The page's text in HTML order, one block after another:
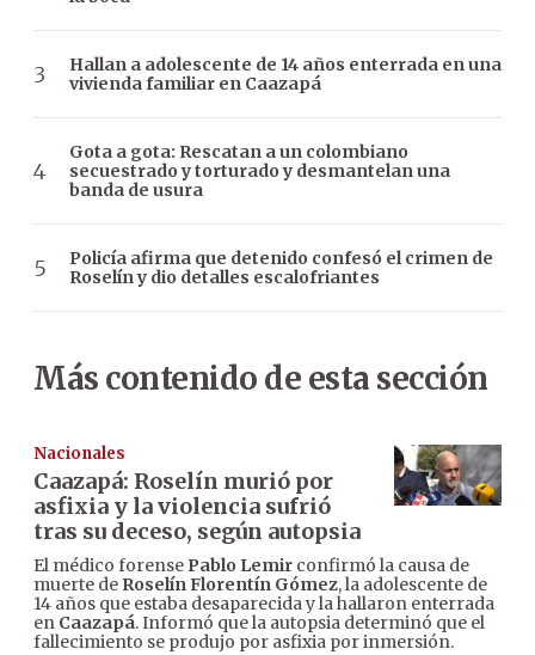
Hallan a adolescente de 14 años enterrada en una
vivienda familiar en Caazapá
Gota a gota: Rescatan a un colombiano
secuestrado y torturado y desmantelan una
banda de usura
Policía afirma que detenido confesó el crimen de
Roselín y dio detalles escalofriantes
Más contenido de esta sección
Nacionales
Caazapá: Roselín murió por
asfixia y la violencia sufrió
tras su deceso, según autopsia
El médico forense Pablo Lemir confirmó la causa de
muerte de Roselín Florentín Gómez, la adolescente de
14 años que estaba desaparecida y la hallaron enterrada
en Caazapá. Informó que la autopsia determinó que el
fallecimiento se produjo por asfixia por inmersión.